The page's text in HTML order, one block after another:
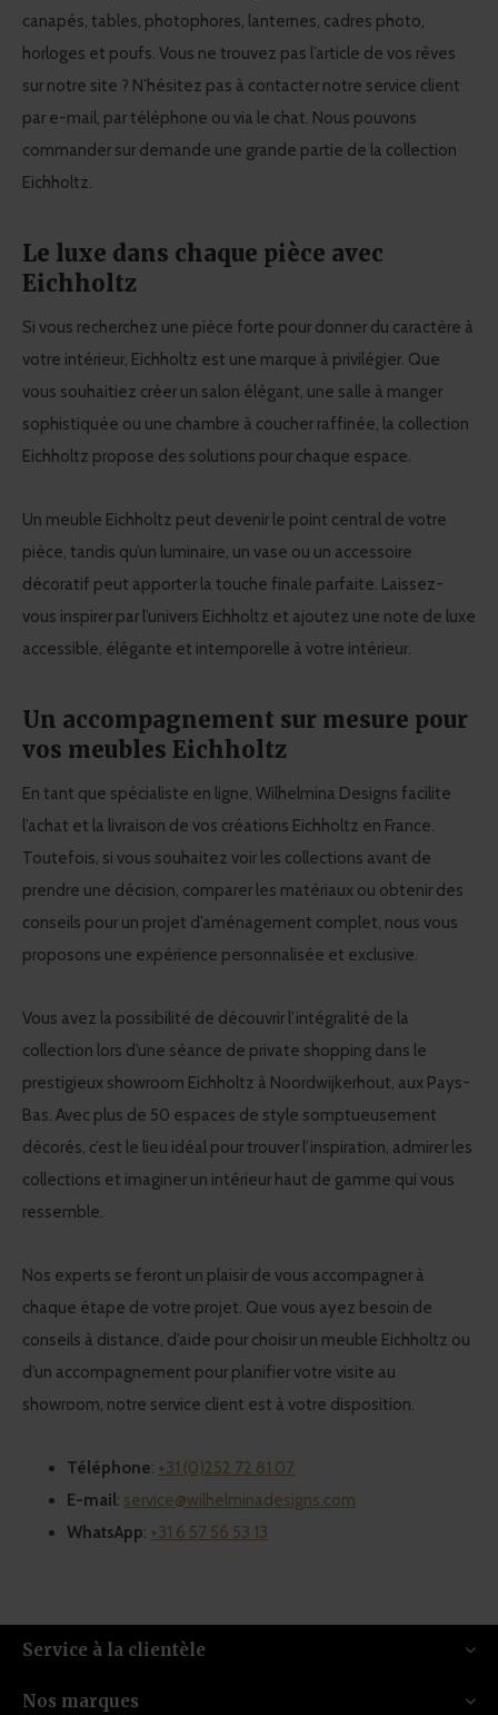
canapés, tables, photophores, lanternes, cadres photo,
horloges et poufs. Vous ne trouvez pas l’article de vos rêves
sur notre site ? N’hésitez pas à contacter notre service client
par e-mail, par téléphone ou via le chat. Nous pouvons
commander sur demande une grande partie de la collection
Eichholtz.
Le luxe dans chaque pièce avec
Eichholtz
Si vous recherchez une pièce forte pour donner du caractère à
votre intérieur, Eichholtz est une marque à privilégier. Que
vous souhaitiez créer un salon élégant, une salle à manger
sophistiquée ou une chambre à coucher raffinée, la collection
Eichholtz propose des solutions pour chaque espace.
Un meuble Eichholtz peut devenir le point central de votre
pièce, tandis qu’un luminaire, un vase ou un accessoire
décoratif peut apporter la touche finale parfaite. Laissez-
vous inspirer par l’univers Eichholtz et ajoutez une note de luxe
accessible, élégante et intemporelle à votre intérieur.
Un accompagnement sur mesure pour
vos meubles Eichholtz
En tant que spécialiste en ligne, Wilhelmina Designs facilite
l’achat et la livraison de vos créations Eichholtz en France.
Toutefois, si vous souhaitez voir les collections avant de
prendre une décision, comparer les matériaux ou obtenir des
conseils pour un projet d’aménagement complet, nous vous
proposons une expérience personnalisée et exclusive.
Vous avez la possibilité de découvrir l’intégralité de la
collection lors d’une séance de private shopping dans le
prestigieux showroom Eichholtz à Noordwijkerhout, aux Pays-
Bas. Avec plus de 50 espaces de style somptueusement
décorés, c’est le lieu idéal pour trouver l’inspiration, admirer les
collections et imaginer un intérieur haut de gamme qui vous
ressemble.
Nos experts se feront un plaisir de vous accompagner à
chaque étape de votre projet. Que vous ayez besoin de
conseils à distance, d’aide pour choisir un meuble Eichholtz ou
d’un accompagnement pour planifier votre visite au
showroom, notre service client est à votre disposition.
Téléphone: +31 (0)252 72 81 07
E-mail: service@wilhelminadesigns.com
WhatsApp: +31 6 57 56 53 13
Service à la clientèle
Nos marques